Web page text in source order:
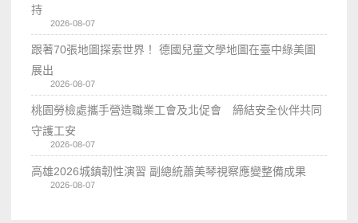
持
2026-08-07
跟著70張地圖探索世界！ 德國兒童文學地圖在臺中綠美圖
展出
2026-08-07
桃園勞檢處攜手營造職業工會及北促會 締結安全伙伴共同
守護工安
2026-08-07
高雄2026城鎮韌性演習 副總統蕭美琴視察應變整備成果
2026-08-07